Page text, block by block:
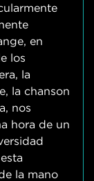
en
los
la
la chanson
nos
hora de un
la mano